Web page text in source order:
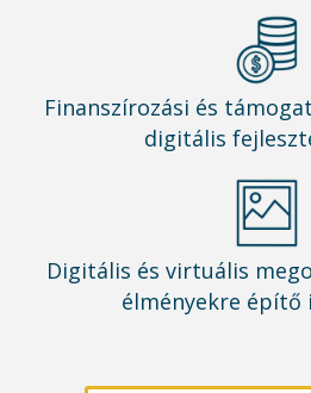
Finanszírozási és
digitális
Digitális és virtuális
élményekre építő